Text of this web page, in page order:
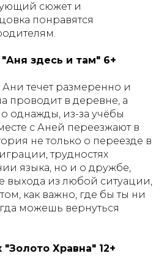
сюжет и
понравятся
здесь и там" 6+
течет размеренно и
проводит в деревне, а
однажды, из-за учёбы
с Аней переезжают в
не только о переезде в
трудностях
языка, но и о дружбе,
выхода из любой ситуации,
как важно, где бы ты ни
можешь вернуться
Хравна" 12+